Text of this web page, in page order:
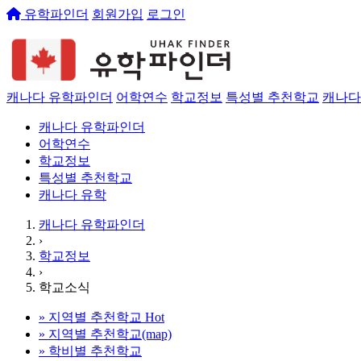
유학파인더 회원가입 로그인
캐나다 유학파인더 어학연수 학교정보 특성별 추천학교 캐나
캐나다 유학파인더
어학연수
학교정보
특성별 추천학교
캐나다 유학
캐나다 유학파인더
›
학교정보
›
학교소식
» 지역별 추천학교 Hot
» 지역별 추천학교(map)
» 학비별 추천학교